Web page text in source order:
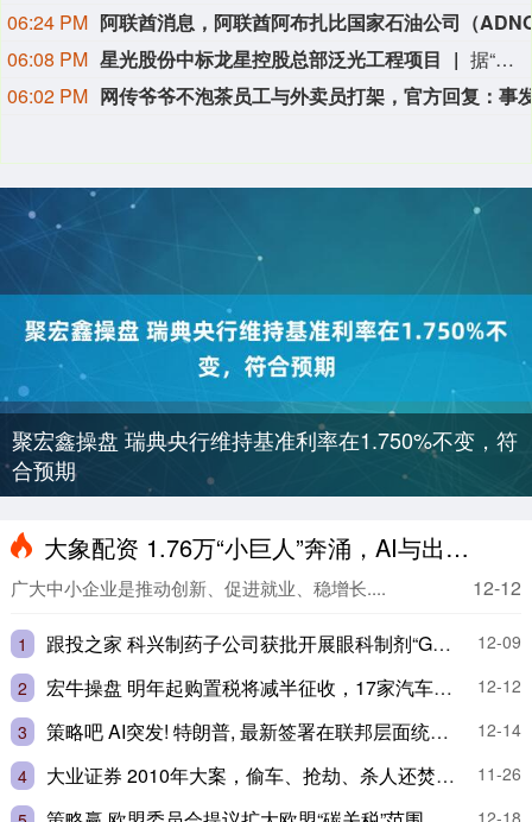
06:24 PM
06:08 PM 星光股份中标龙星控股总部泛光工程项目
据“星光股份”公众号消息，近日，星光股份成功中标龙星控股总部泛光工程项目。
06:02 PM
聚宏鑫操盘 瑞典央行维持基准利率在1.750%不变，符
合预期
大象配资 1.76万“小巨人”奔涌，AI与出海潮动
12-12
广大中小企业是推动创新、促进就业、稳增长....
1 跟投之家 科兴制药子公司获批开展眼科制剂“GB10注射液”临床试验
12-09
2
宏牛操盘 明年起购置税将减半征收，17家汽车品牌承诺兜底
12-12
3
策略吧 AI突发! 特朗普, 最新签署在联邦层面统一对人工智能领域的监管规则
12-14
4
大业证券 2010年大案，偷车、抢劫、杀人还焚尸，4个小伙联手制造惊天血案
11-26
12-18